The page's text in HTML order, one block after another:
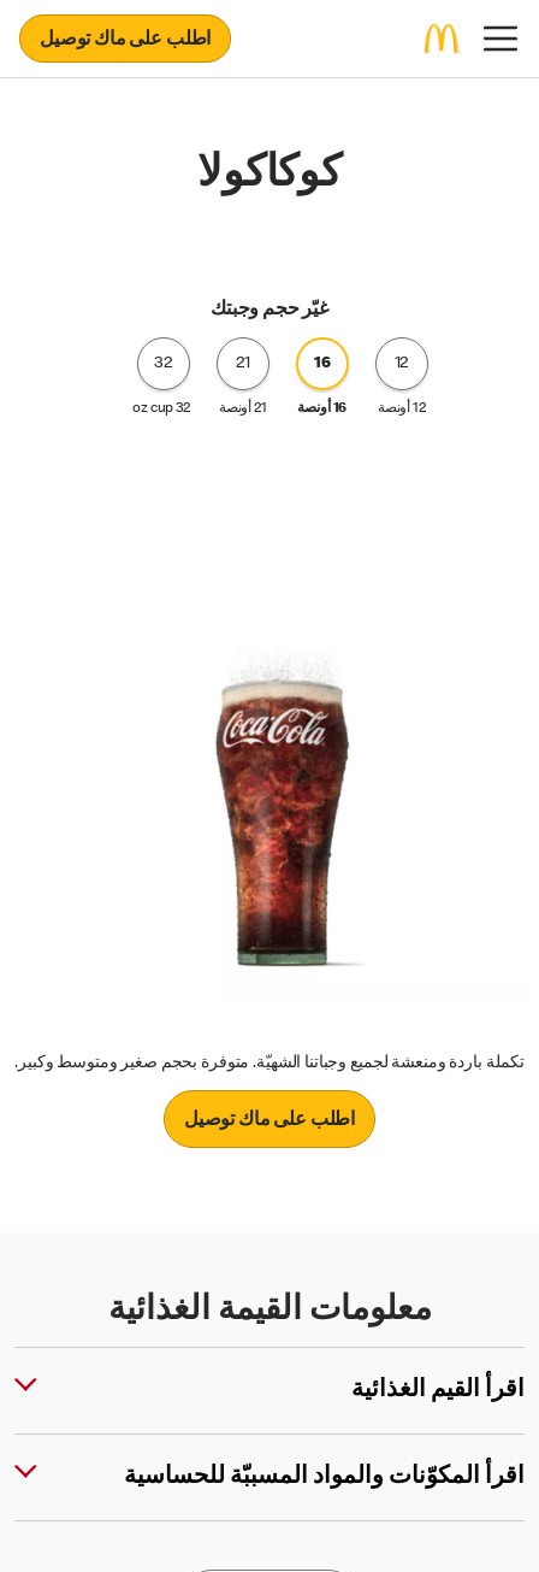
اطلب على ماك توصيل
كوكاكولا
غيّر حجم وجبتك
12
12 أونصة
16
16 أونصة
21
21 أونصة
32
32 oz cup
تكملة باردة ومنعشة لجميع وجباتنا الشهيّة. متوفرة بحجم صغير ومتوسط وكبير.
اطلب على ماك توصيل
معلومات القيمة الغذائية
اقرأ القيم الغذائية
اقرأ المكوّنات والمواد المسببّة للحساسية